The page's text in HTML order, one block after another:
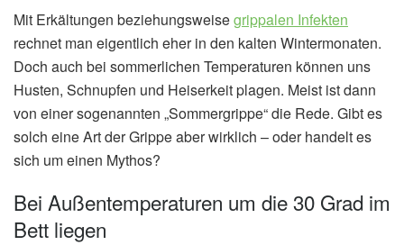
Mit Erkältungen beziehungsweisegrippalen Infekten
rechnet man eigentlich eher in den kalten Wintermonaten.
Doch auch bei sommerlichen Temperaturen können uns
Husten, Schnupfen und Heiserkeit plagen. Meist ist dann
von einer sogenannten „Sommergrippe“ die Rede. Gibt es
solch eine Art der Grippe aber wirklich – oder handelt es
sich um einen Mythos?
Bei Außentemperaturen um die 30 Grad im
Bett liegen